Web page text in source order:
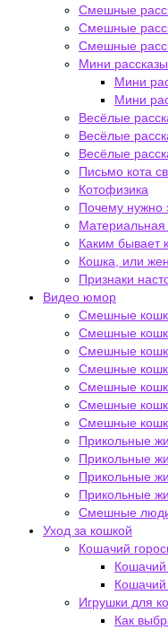
Смешные
Смешные
Смешные
Мини
Мини
Мини
Весёлые
Весёлые
Весёлые
Письмо кота
Котофизика
Почему нужно
Материальная
Каким бывает
Кошка, или
Признаки
Видео юмор
Смешные
Смешные
Смешные
Смешные
Смешные
Смешные
Смешные
Прикольные
Прикольные
Прикольные
Прикольные
Смешные
Уход за кошкой
Кошачий
Кошачий
Кошачий
Игрушки для
Как